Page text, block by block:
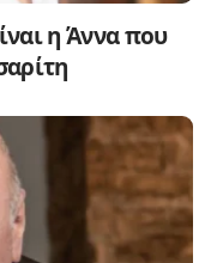
η Άννα που